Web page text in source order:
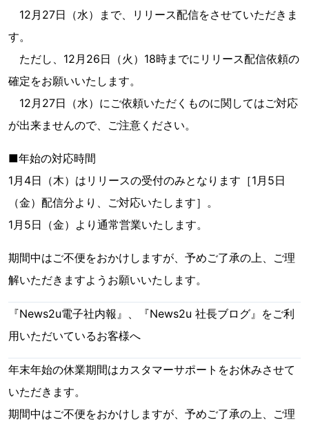
12月27日（水）まで、リリース配信をさせていただきま
す。
ただし、12月26日（火）18時までにリリース配信依頼の
確定をお願いいたします。
12月27日（水）にご依頼いただくものに関してはご対応
が出来ませんので、ご注意ください。
■年始の対応時間
1月4日（木）はリリースの受付のみとなります［1月5日
（金）配信分より、ご対応いたします］。
1月5日（金）より通常営業いたします。
期間中はご不便をおかけしますが、予めご了承の上、ご理
解いただきますようお願いいたします。
『News2u電子社内報』、『News2u 社長ブログ』をご利
用いただいているお客様へ
年末年始の休業期間はカスタマーサポートをお休みさせて
いただきます。
期間中はご不便をおかけしますが、予めご了承の上、ご理